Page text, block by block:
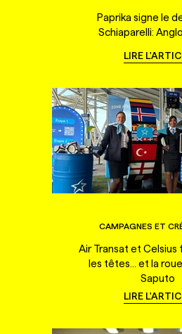
Paprika signe le
Schiaparelli:
LIRE
CAMPAGNES ET
Air Transat et
les têtes... et la
Saputo
LIRE